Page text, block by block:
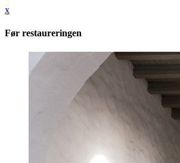
x
Før restaureringen